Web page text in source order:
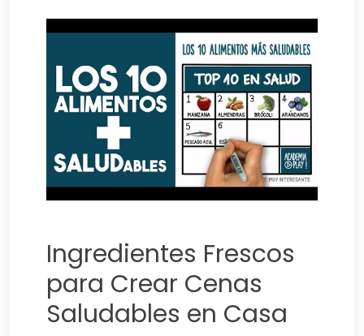
Ingredientes Frescos
para Crear Cenas
Saludables en Casa